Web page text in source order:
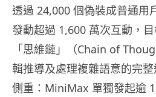
透過 24,000 個偽裝成普通用
發動超過 1,600 萬次互動，
「思維鏈」（Chain of
輯推導及處理複雜語意的完
側重：MiniMax 單獨發起逾